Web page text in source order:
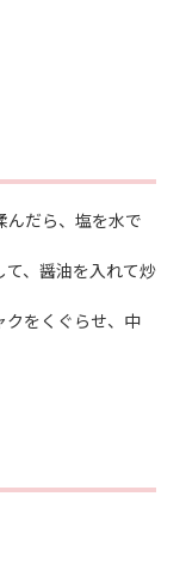
んだら、塩を水で
、醤油を入れて炒
クをくぐらせ、中